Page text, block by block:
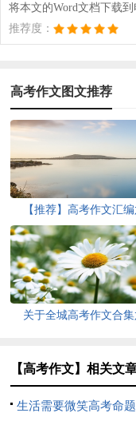
将本文的Word文档下载
推荐度：
高考作文图文推荐
【推荐】高考作文汇
关于全城高考作文合
【高考作文】相关文
生活需要微笑高考命